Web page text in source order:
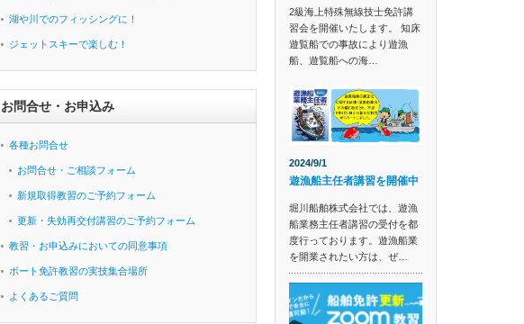
湖や川でのフィッシングに！
ジェットスキーで楽しむ！
お問合せ・お申込み
各種お問合せ
お問合せ・ご相談フォーム
新規取得教習のご予約フォーム
更新・失効再交付講習のご予約フォーム
教習・お申込みにおいての同意事項
ボート免許教習の実技集合場所
よくあるご質問
2級海上特殊無線技士免許講
習会を開催いたします。 知床
遊覧船での事故により遊漁
船、遊覧船への海…
2024/9/1
遊漁船主任者講習を開催中
堀川船舶株式会社では、遊漁
船業務主任者講習の受付を都
度行っております。遊漁船業
を開業されたい方は、ぜ…